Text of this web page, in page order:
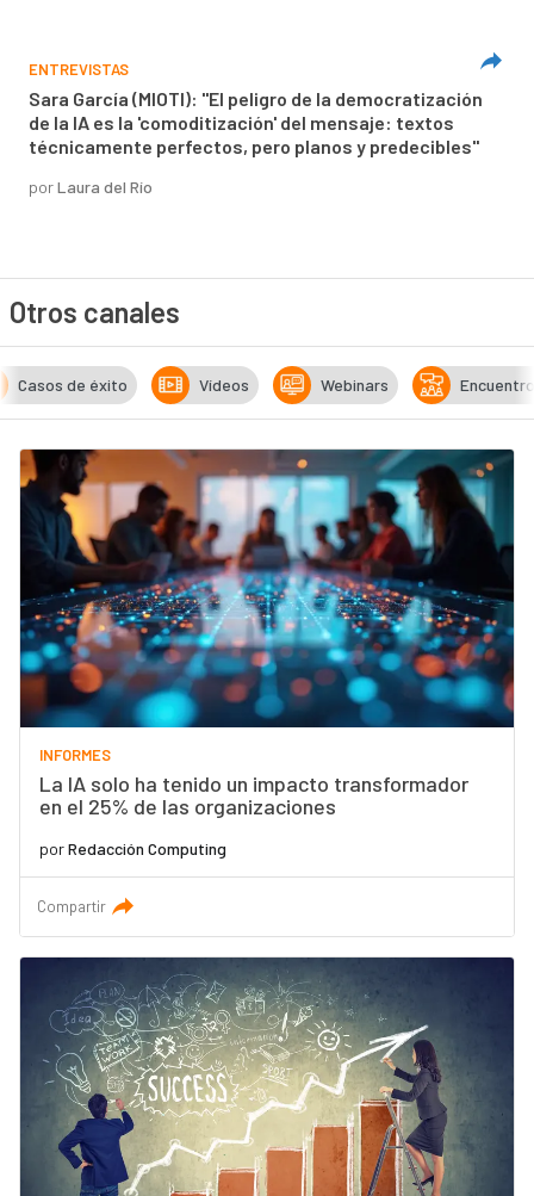
ENTREVISTAS
Sara García (MIOTI): "El peligro de la democratización
de la IA es la 'comoditización' del mensaje: textos
técnicamente perfectos, pero planos y predecibles"
porLaura del Río
Otros canales
Casos de éxito Vídeos Webinars
INFORMES
La IA solo ha tenido un impacto transformador
en el 25% de las organizaciones
porRedacción Computing
Compartir